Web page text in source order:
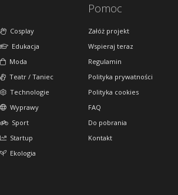
Cosplay
Edukacja
Moda
Teatr / Taniec
Technologie
Wyprawy
Sport
Startup
Ekologia
Pomoc
Załóż projekt
Wspieraj teraz
Regulamin
Polityka prywatności
Polityka cookies
FAQ
Do pobrania
Kontakt